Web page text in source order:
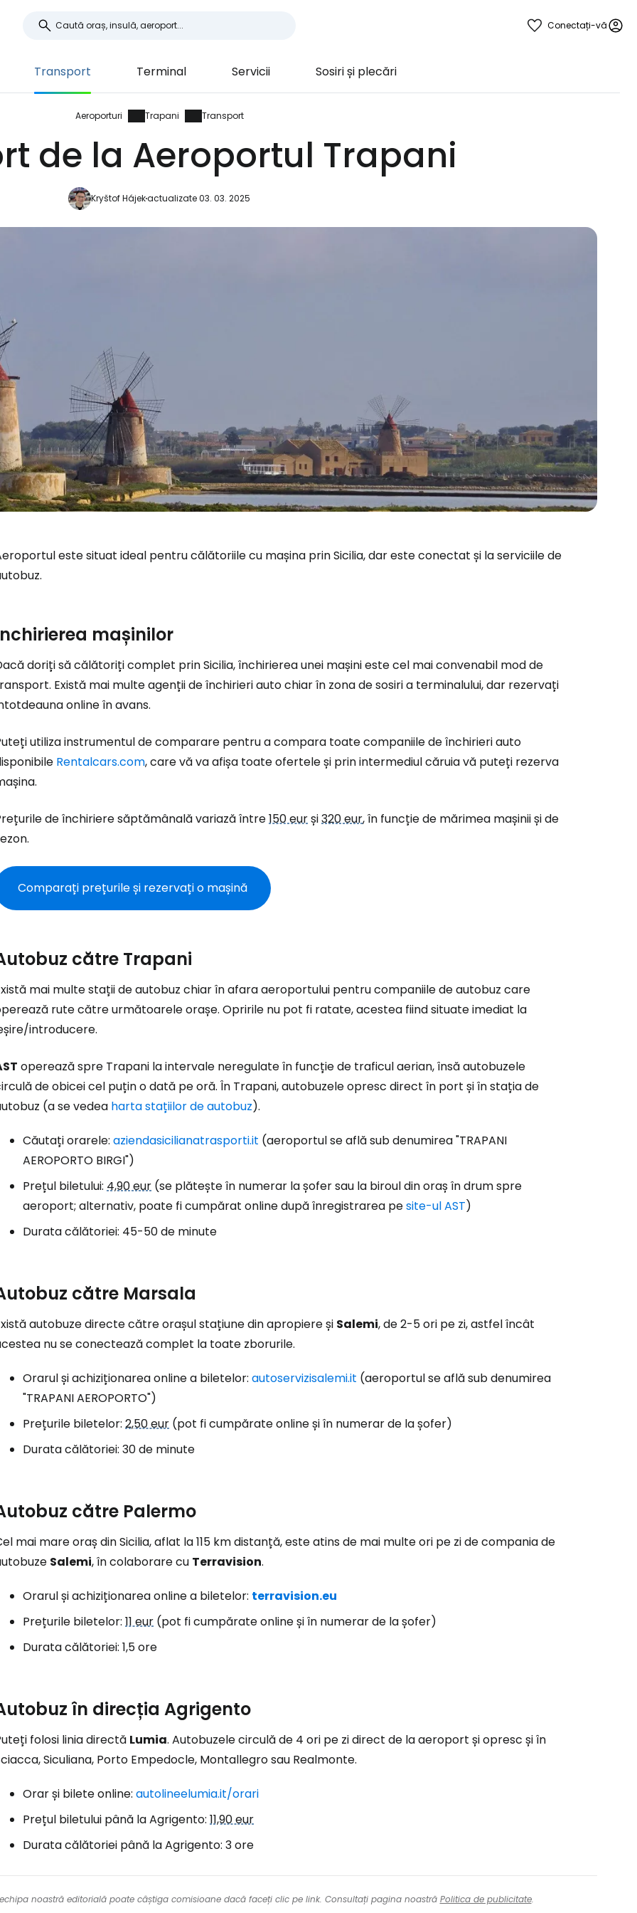
Conectați-vă
Transport Terminal Servicii Sosiri și plecări
Aeroporturi Trapani Transport
de la Aeroportul Trapani
Kryštof Hájekactualizate 03. 03. 2025
este situat ideal pentru călătoriile cu mașina prin Sicilia, dar este conectat și la serviciile de
mașinilor
doriți să călătoriți complet prin Sicilia, închirierea unei mașini este cel mai convenabil mod de
Există mai multe agenții de închirieri auto chiar în zona de sosiri a terminalului, dar rezervați
online în avans.
utiliza instrumentul de comparare pentru a compara toate companiile de închirieri auto
Rentalcars.com,care vă va afișa toate ofertele și prin intermediul căruia vă puteți rezerva
de închiriere săptămânală variază între150 eurși320 eur, în funcție de mărimea mașinii și de
Comparați prețurile și rezervați o mașină
către Trapani
mai multe stații de autobuz chiar în afara aeroportului pentru companiile de autobuz care
rute către următoarele orașe. Opririle nu pot fi ratate, acestea fiind situate imediat la
introducere.
operează spre Trapani la intervale neregulate în funcție de traficul aerian, însă autobuzele
de obicei cel puțin o dată pe oră. În Trapani, autobuzele opresc direct în port și în stația de
(a se vedea harta stațiilor de autobuz).
Căutați orarele: aziendasicilianatrasporti.it (aeroportul se află sub denumirea "TRAPANI
AEROPORTO BIRGI")
Prețul biletului: 4,90 eur (se plătește în numerar la șofer sau la biroul din oraș în drum spre
aeroport; alternativ, poate fi cumpărat online după înregistrarea pesite-ul AST)
Durata călătoriei: 45-50 de minute
către Marsala
autobuze directe către orașul stațiune din apropiere și Salemi, de 2-5 ori pe zi, astfel încât
nu se conectează complet la toate zborurile.
Orarul și achiziționarea online a biletelor: autoservizisalemi.it (aeroportul se află sub denumirea
"TRAPANI AEROPORTO")
Prețurile biletelor: 2,50 eur (pot fi cumpărate online și în numerar de la șofer)
Durata călătoriei: 30 de minute
către Palermo
mai mare oraș din Sicilia, aflat la 115 km distanță, este atins de mai multe ori pe zi de compania de
Salemi, în colaborare cu Terravision.
Orarul și achiziționarea online a biletelor: terravision.eu
Prețurile biletelor: 11 eur (pot fi cumpărate online și în numerar de la șofer)
Durata călătoriei: 1,5 ore
în direcția Agrigento
folosi linia directă Lumia. Autobuzele circulă de 4 ori pe zi direct de la aeroport și opresc și în
Siculiana, Porto Empedocle, Montallegro sau Realmonte.
Orar și bilete online: autolineelumia.it/orari
Prețul biletului până la Agrigento: 11,90 eur
Durata călătoriei până la Agrigento: 3 ore
noastră editorială poate câștiga comisioane dacă faceți clic pe link. Consultați pagina noastră Politica de publicitate.
... comunitatea mondială a călătorilor
Continuați cu Facebook